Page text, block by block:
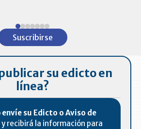
Suscribirse
su edicto en
línea?
envíe su Edicto o Aviso de
y recibirá la información para